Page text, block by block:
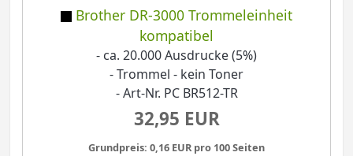
Brother DR-3000 Trommeleinheit
kompatibel
- ca. 20.000 Ausdrucke (5%)
- Trommel - kein Toner
- Art-Nr. PC BR512-TR
32,95 EUR
Grundpreis: 0,16 EUR pro 100 Seiten